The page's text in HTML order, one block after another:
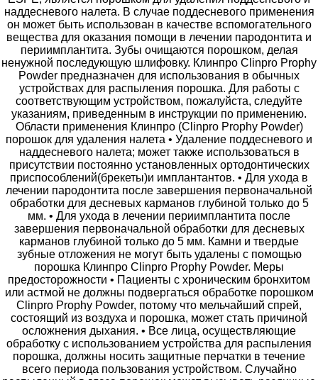
наддесневого налета. В случае поддесневого применения
он может быть использован в качестве вспомогательного
вещества для оказания помощи в лечении пародонтита и
периимплантита. Зубы очищаются порошком, делая
ненужной последующую шлифовку. Клинпро Clinpro Prophy
Powder предназначен для использования в обычных
устройствах для распыления порошка. Для работы с
соответствующим устройством, пожалуйста, следуйте
указаниям, приведенным в инструкции по применению.
Области применения Клинпро (Clinpro Prophy Powder)
порошок для удаления налета • Удаление поддесневого и
наддесневого налета; может также использоваться в
присутствии постоянно установленных ортодонтических
приспособлений(брекеты)и имплантантов. • Для ухода в
лечении пародонтита после завершения первоначальной
обработки для десневых карманов глубиной только до 5
мм. • Для ухода в лечении периимплантита после
завершения первоначальной обработки для десневых
карманов глубиной только до 5 мм. Камни и твердые
зубные отложения не могут быть удалены с помощью
порошка Клинпро Clinpro Prophy Powder. Меры
предосторожности • Пациенты с хроническим бронхитом
или астмой не должны подвергаться обработке порошком
Clinpro Prophy Powder, потому что мельчайший спрей,
состоящий из воздуха и порошка, может стать причиной
осложнения дыхания. • Все лица, осуществляющие
обработку с использованием устройства для распыления
порошка, должны носить защитные перчатки в течение
всего периода пользования устройством. Случайно